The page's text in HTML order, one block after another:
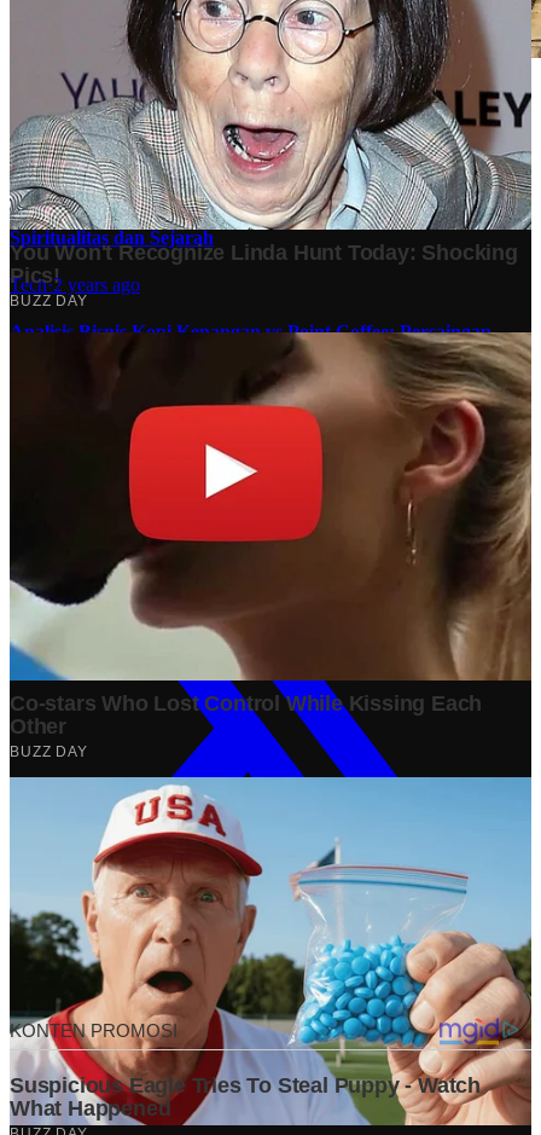
Stok BBM di Indonesia Hanya Tinggal 21 Hari, Apa
Dampaknya bagi Masyarakat?
Finansial·4 months ago
10 Makam Wali di Banten: Tempat Suci yang Memancarkan
Spiritualitas dan Sejarah
Tech·2 years ago
Analisis Bisnis Kopi Kenangan vs Point Coffee: Persaingan